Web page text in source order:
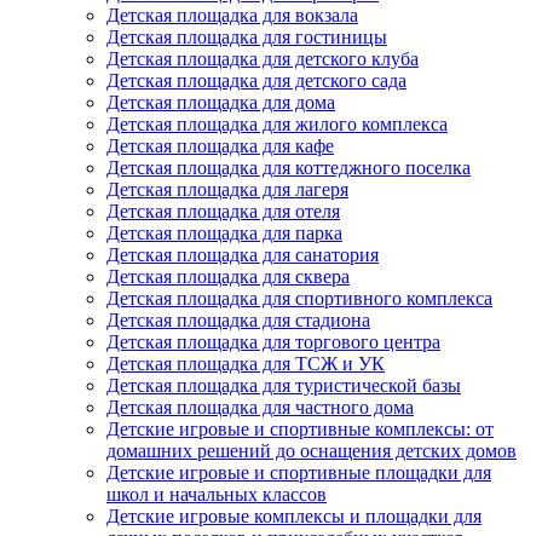
Детская площадка для вокзала
Детская площадка для гостиницы
Детская площадка для детского клуба
Детская площадка для детского сада
Детская площадка для дома
Детская площадка для жилого комплекса
Детская площадка для кафе
Детская площадка для коттеджного поселка
Детская площадка для лагеря
Детская площадка для отеля
Детская площадка для парка
Детская площадка для санатория
Детская площадка для сквера
Детская площадка для спортивного комплекса
Детская площадка для стадиона
Детская площадка для торгового центра
Детская площадка для ТСЖ и УК
Детская площадка для туристической базы
Детская площадка для частного дома
Детские игровые и спортивные комплексы: от
домашних решений до оснащения детских домов
Детские игровые и спортивные площадки для
школ и начальных классов
Детские игровые комплексы и площадки для